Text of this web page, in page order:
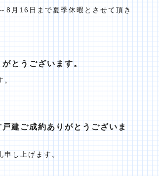
8月16日まで夏季休暇とさせて頂き
とうございます。
建ご成約ありがとうございま
し上げます。